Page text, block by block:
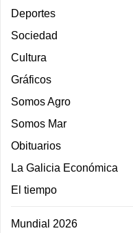
Deportes
Sociedad
Cultura
Gráficos
Somos Agro
Somos Mar
Obituarios
La Galicia Económica
El tiempo
Mundial 2026